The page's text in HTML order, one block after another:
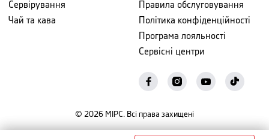
Сервірування
Чай та кава
Правила обслуговування
Політика конфіденційності
Програма лояльності
Сервісні центри
© 2026 МІРС. Всі права захищені